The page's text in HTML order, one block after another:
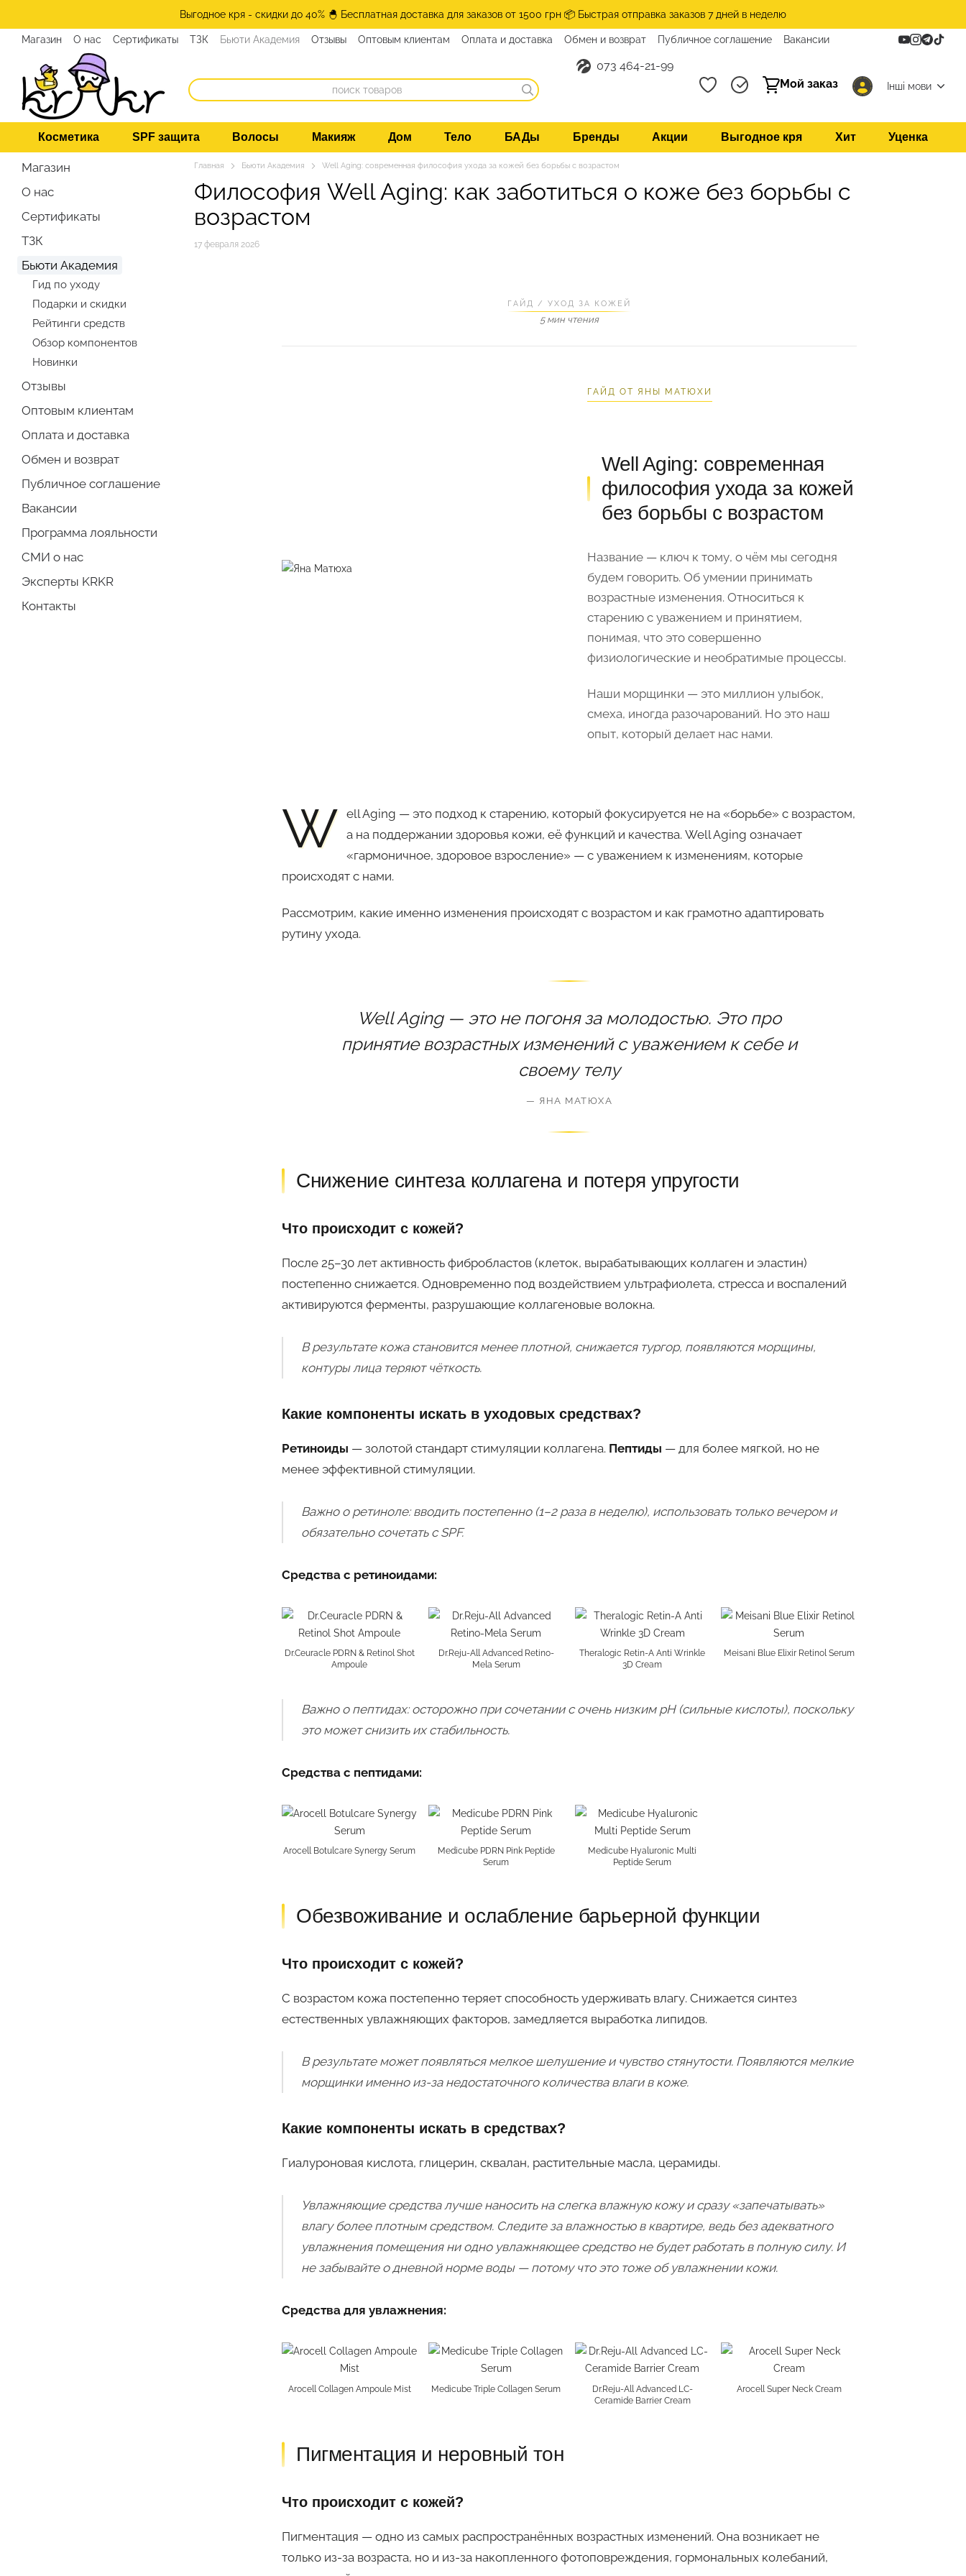
Выгодное кря - скидки до 40% 🐣 Бесплатная доставка для заказов от 1500 грн 📦 Быстрая отправка заказов 7 дней в неделю
Магазин О нас Сертификаты ТЗК Бьюти Академия Отзывы Оптовым клиентам Оплата и доставка Обмен и возврат Публичное соглашение
Вакансии
Программа лояльности
073 464-21-99
Мой заказ
Інші мови
Косметика SPF защита Волосы Макияж Дом Тело БАДы Бренды Акции Выгодное кря Хит Уценка
Главная Бьюти Академия Well Aging: современная философия ухода за кожей без борьбы с возрастом
Философия Well Aging: как заботиться о коже без борьбы с
возрастом
17 февраля 2026
ГАЙД / УХОД ЗА КОЖЕЙ
5 мин чтения
ГАЙД ОТ ЯНЫ МАТЮХИ
Well Aging: современная
философия ухода за кожей
без борьбы с возрастом
Название — ключ к тому, о чём мы сегодня
будем говорить. Об умении принимать
возрастные изменения. Относиться к
старению с уважением и принятием,
понимая, что это совершенно
физиологические и необратимые процессы.
Наши морщинки — это миллион улыбок,
смеха, иногда разочарований. Но это наш
опыт, который делает нас нами.
W ell Aging — это подход к старению, который фокусируется не на «борьбе» с возрастом,
а на поддержании здоровья кожи, её функций и качества. Well Aging означает
«гармоничное, здоровое взросление» — с уважением к изменениям, которые
происходят с нами.
Рассмотрим, какие именно изменения происходят с возрастом и как грамотно адаптировать
рутину ухода.
Well Aging — это не погоня за молодостью. Это про
принятие возрастных изменений с уважением к себе и
своему телу
— ЯНА МАТЮХА
Снижение синтеза коллагена и потеря упругости
Что происходит с кожей?
После 25–30 лет активность фибробластов (клеток, вырабатывающих коллаген и эластин)
постепенно снижается. Одновременно под воздействием ультрафиолета, стресса и воспалений
активируются ферменты, разрушающие коллагеновые волокна.
В результате кожа становится менее плотной, снижается тургор, появляются морщины,
контуры лица теряют чёткость.
Какие компоненты искать в уходовых средствах?
Ретиноиды — золотой стандарт стимуляции коллагена. Пептиды — для более мягкой, но не
менее эффективной стимуляции.
Важно о ретиноле: вводить постепенно (1–2 раза в неделю), использовать только вечером и
обязательно сочетать с SPF.
Средства с ретиноидами:
Dr.Ceuracle PDRN & Retinol Shot
Ampoule
Dr.Reju-All Advanced Retino-
Mela Serum
Theralogic Retin-A Anti Wrinkle
3D Cream
Meisani Blue Elixir Retinol Serum
Важно о пептидах: осторожно при сочетании с очень низким pH (сильные кислоты), поскольку
это может снизить их стабильность.
Средства с пептидами:
Arocell Botulcare Synergy Serum
Medicube PDRN Pink Peptide
Serum
Medicube Hyaluronic Multi
Peptide Serum
Обезвоживание и ослабление барьерной функции
Что происходит с кожей?
С возрастом кожа постепенно теряет способность удерживать влагу. Снижается синтез
естественных увлажняющих факторов, замедляется выработка липидов.
В результате может появляться мелкое шелушение и чувство стянутости. Появляются мелкие
морщинки именно из-за недостаточного количества влаги в коже.
Какие компоненты искать в средствах?
Гиалуроновая кислота, глицерин, сквалан, растительные масла, церамиды.
Увлажняющие средства лучше наносить на слегка влажную кожу и сразу «запечатывать»
влагу более плотным средством. Следите за влажностью в квартире, ведь без адекватного
увлажнения помещения ни одно увлажняющее средство не будет работать в полную силу. И
не забывайте о дневной норме воды — потому что это тоже об увлажнении кожи.
Средства для увлажнения:
Arocell Collagen Ampoule Mist Medicube Triple Collagen Serum
Dr.Reju-All Advanced LC-
Ceramide Barrier Cream
Arocell Super Neck Cream
Пигментация и неровный тон
Что происходит с кожей?
Пигментация — одно из самых распространённых возрастных изменений. Она возникает не
только из-за возраста, но и из-за накопленного фотоповреждения, гормональных колебаний,
Магазин
О нас
Сертификаты
ТЗК
Бьюти Академия
Гид по уходу
Подарки и скидки
Рейтинги средств
Обзор компонентов
Новинки
Отзывы
Оптовым клиентам
Оплата и доставка
Обмен и возврат
Публичное соглашение
Вакансии
Программа лояльности
СМИ о нас
Эксперты KRKR
Контакты